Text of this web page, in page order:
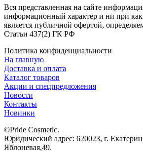
Вся представленная на сайте
информационный характер и ни при
является публичной офертой,
Статьи 437(2) ГК РФ
Политика конфиденциальности
На главную
Доставка и оплата
Каталог товаров
Акции и спецпредложения
Новости
Контакты
Новинки
©Pride Cosmetic.
Юридический адрес: 620023, г.
Яблоневая,49.